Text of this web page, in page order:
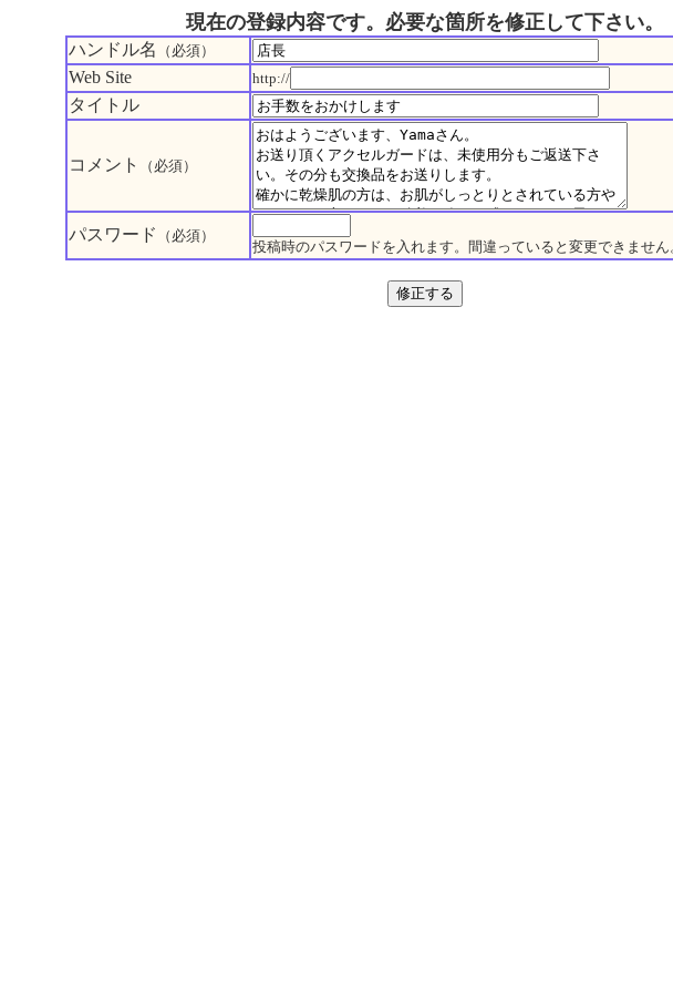
現在の登録内容です。必要な箇所を修正して下さい。
ハンドル名 （必須）
Web Site http://
タイトル
コメント （必須）
パスワード （必須）
投稿時のパスワードを入れます。間違っていると変更できません